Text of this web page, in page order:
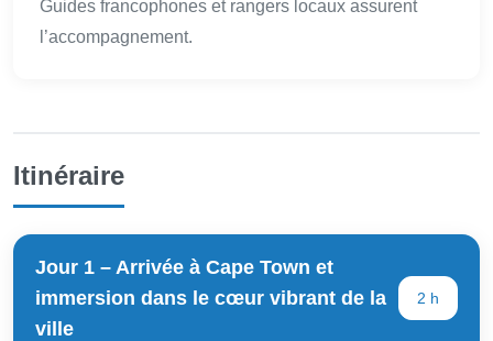
Guides francophones et rangers locaux assurent
l’accompagnement.
Itinéraire
Jour 1 – Arrivée à Cape Town et
immersion dans le cœur vibrant de la
ville
2 h